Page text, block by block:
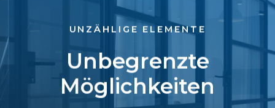
UNZÄHLIGE ELEMENTE
Unbegrenzte
Möglichkeiten